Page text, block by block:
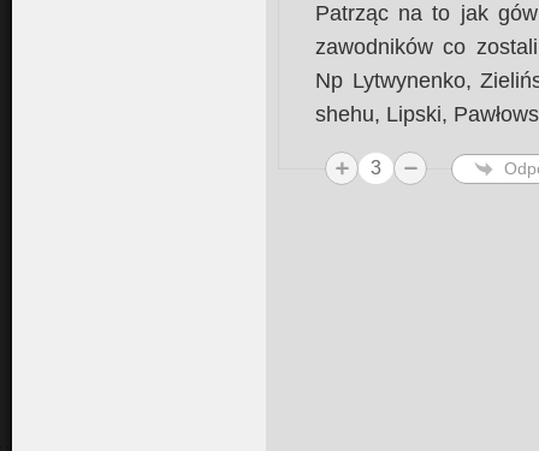
Patrząc na to jak
zawodników co
Np Lytwynenko,
shehu, Lipski,
3